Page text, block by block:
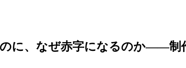
に、なぜ赤字になるのか——制